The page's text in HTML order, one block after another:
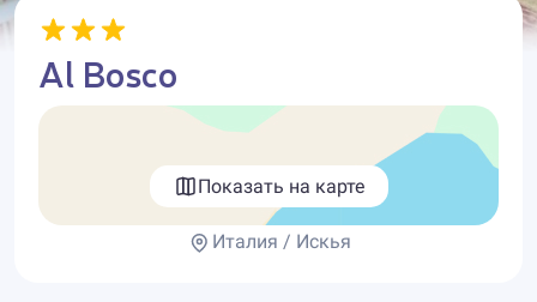
Al Bosco
Показать на карте
Италия / Искья